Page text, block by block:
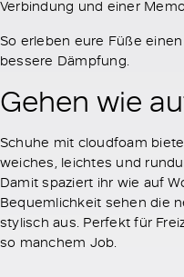
Verbindung und einer
So erleben eure Füße
bessere Dämpfung.
Gehen wie
Schuhe mit cloudfoam
weiches, leichtes und
Damit spaziert ihr wie auf
Bequemlichkeit sehen die
stylisch aus. Perfekt für
so manchem Job.